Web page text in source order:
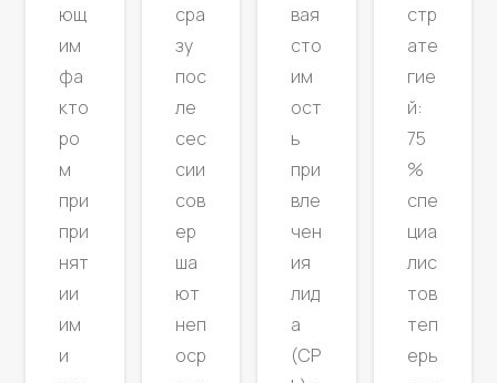
ющ
им
фа
кто
ро
м
при
при
нят
ии
им
и
сра
зу
пос
ле
сес
сии
сов
ер
ша
ют
неп
оср
вая
сто
им
ост
ь
при
вле
чен
ия
лид
а
(CP
стр
ате
гие
й:
75
%
спе
циа
лис
тов
теп
ерь